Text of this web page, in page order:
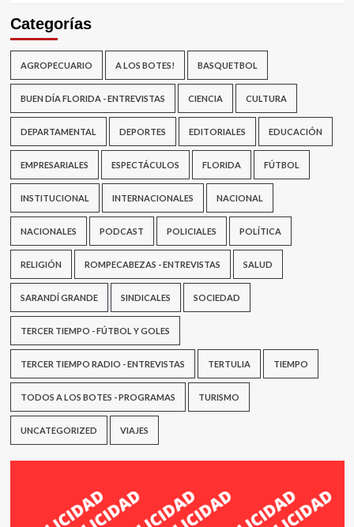
Categorías
AGROPECUARIO A LOS BOTES! BASQUETBOL
BUEN DÍA FLORIDA - ENTREVISTAS CIENCIA CULTURA
DEPARTAMENTAL DEPORTES EDITORIALES EDUCACIÓN
EMPRESARIALES ESPECTÁCULOS FLORIDA FÚTBOL
INSTITUCIONAL INTERNACIONALES NACIONAL
NACIONALES PODCAST POLICIALES POLÍTICA
RELIGIÓN ROMPECABEZAS - ENTREVISTAS SALUD
SARANDÍ GRANDE SINDICALES SOCIEDAD
TERCER TIEMPO - FÚTBOL Y GOLES
TERCER TIEMPO RADIO - ENTREVISTAS TERTULIA TIEMPO
TODOS A LOS BOTES - PROGRAMAS TURISMO
UNCATEGORIZED VIAJES